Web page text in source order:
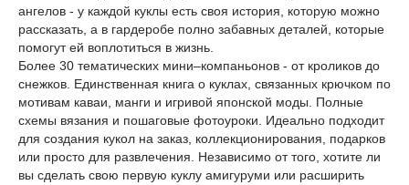
ангелов - у каждой куклы есть своя история, которую можно
рассказать, а в гардеробе полно забавных деталей, которые
помогут ей воплотиться в жизнь.
Более 30 тематических мини–компаньонов - от кроликов до
снежков. Единственная книга о куклах, связанных крючком по
мотивам каваи, манги и игривой японской моды. Полные
схемы вязания и пошаговые фотоуроки. Идеально подходит
для создания кукол на заказ, коллекционирования, подарков
или просто для развлечения. Независимо от того, хотите ли
вы сделать свою первую куклу амигуруми или расширить